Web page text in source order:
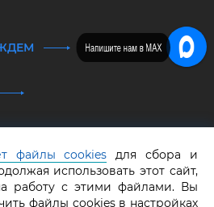
защищены.
файлы cookies для сбора и
использовать этот сайт,
работу с этими файлами. Вы
файлы cookies в настройках
Напишите нам в MAX